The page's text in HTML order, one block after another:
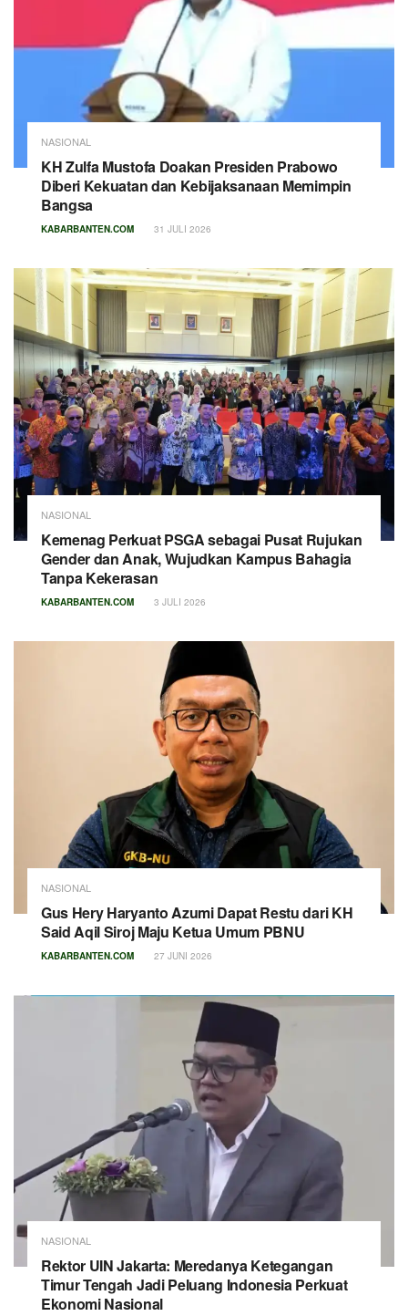
NASIONAL
KH Zulfa Mustofa Doakan Presiden Prabowo
Diberi Kekuatan dan Kebijaksanaan Memimpin
Bangsa
KABARBANTEN.COM 31 JULI 2026
NASIONAL
Kemenag Perkuat PSGA sebagai Pusat Rujukan
Gender dan Anak, Wujudkan Kampus Bahagia
Tanpa Kekerasan
KABARBANTEN.COM 3 JULI 2026
NASIONAL
Gus Hery Haryanto Azumi Dapat Restu dari KH
Said Aqil Siroj Maju Ketua Umum PBNU
KABARBANTEN.COM 27 JUNI 2026
NASIONAL
Rektor UIN Jakarta: Meredanya Ketegangan
Timur Tengah Jadi Peluang Indonesia Perkuat
Ekonomi Nasional